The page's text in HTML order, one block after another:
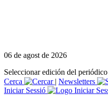
06 de agost de 2026
Seleccionar edición del periódico
Cerca
| Newsletters
Iniciar Sessió